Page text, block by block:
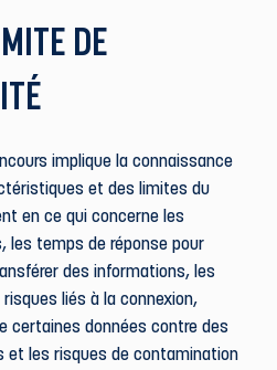
DE
implique la connaissance
et des limites du
en ce qui concerne les
les temps de réponse pour
des informations, les
liés à la connexion,
certaines données contre des
et les risques de contamination